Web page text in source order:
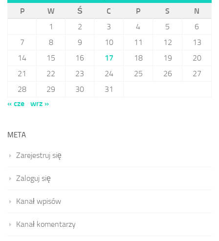
P
W Ś C P S
N
1
2 3 4 5
6
7
8 9 10 11 12
13
14
15 16 17 18 19
20
21
22 23 24 25 26
27
28
29 30
31
« cze
wrz »
META
Zarejestruj się
Zaloguj się
Kanał wpisów
Kanał komentarzy